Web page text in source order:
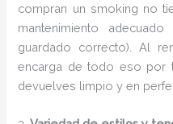
compran un smoking no
mantenimiento
guardado correcto). Al
encarga de todo eso por
devuelves limpio y en